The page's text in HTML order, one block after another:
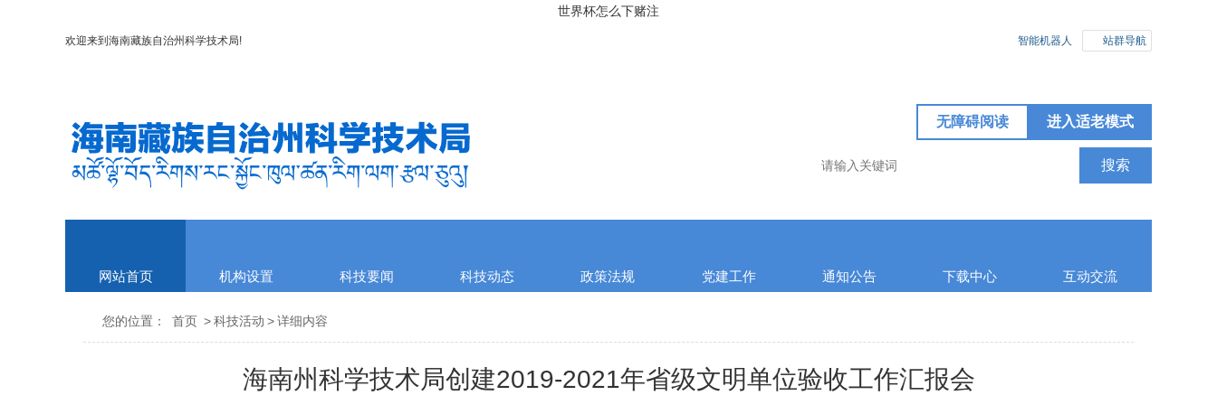
世界杯怎么下赌注
站群导航
智能机器人
欢迎来到 海南藏族自治州科学技术局!
进入适老模式
无障碍阅读
网站首页 机构设置 科技要闻 科技动态 政策法规 党建工作 通知公告 下载中心 互动交流
您的位置： 首页 >科技活动 >详细内容
海南州科学技术局创建2019-2021年省级文明单位验收工作汇报会